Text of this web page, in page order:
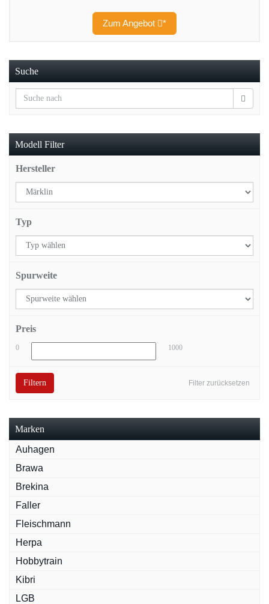
Zum Angebot *
Suche
Modell Filter
Hersteller
Typ
Spurweite
Preis
0 1000
Filter zurücksetzen
Filtern
Marken
Auhagen
Brawa
Brekina
Faller
Fleischmann
Herpa
Hobbytrain
Kibri
LGB